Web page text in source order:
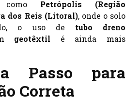
como Petrópolis (Região
dos Reis (Litoral), onde o solo
o uso de tubo dreno
geotêxtil é ainda mais
Passo para
Correta